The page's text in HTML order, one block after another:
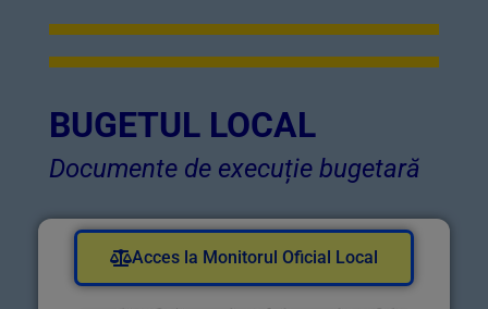
BUGETUL LOCAL
Documente de execuție bugetară
Acces la Monitorul Oficial Local